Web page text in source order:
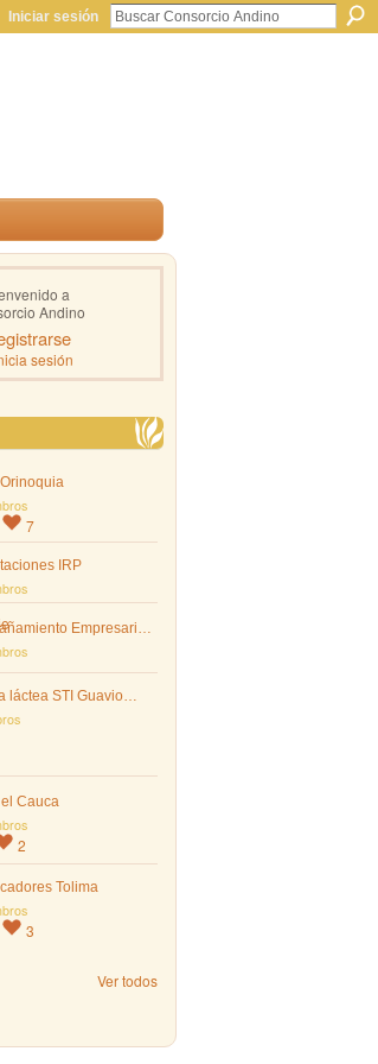
Iniciar sesión
a
Andino
sesión
7
IRP
Empresari…
láctea STI Guavio…
el Cauca
2
Tolima
3
Ver todos